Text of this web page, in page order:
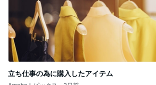
立ち仕事の為に購入したアイテム